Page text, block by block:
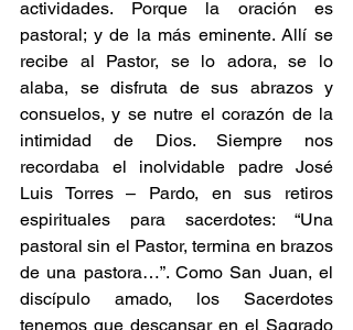
actividades. Porque la oración es
pastoral; y de la más eminente. Allí se
recibe al Pastor, se lo adora, se lo
alaba, se disfruta de sus abrazos y
consuelos, y se nutre el corazón de la
intimidad de Dios. Siempre nos
recordaba el inolvidable padre José
Luis Torres – Pardo, en sus retiros
espirituales para sacerdotes: “Una
pastoral sin el Pastor, termina en brazos
de una pastora…”. Como San Juan, el
discípulo amado, los Sacerdotes
tenemos que descansar en el Sagrado